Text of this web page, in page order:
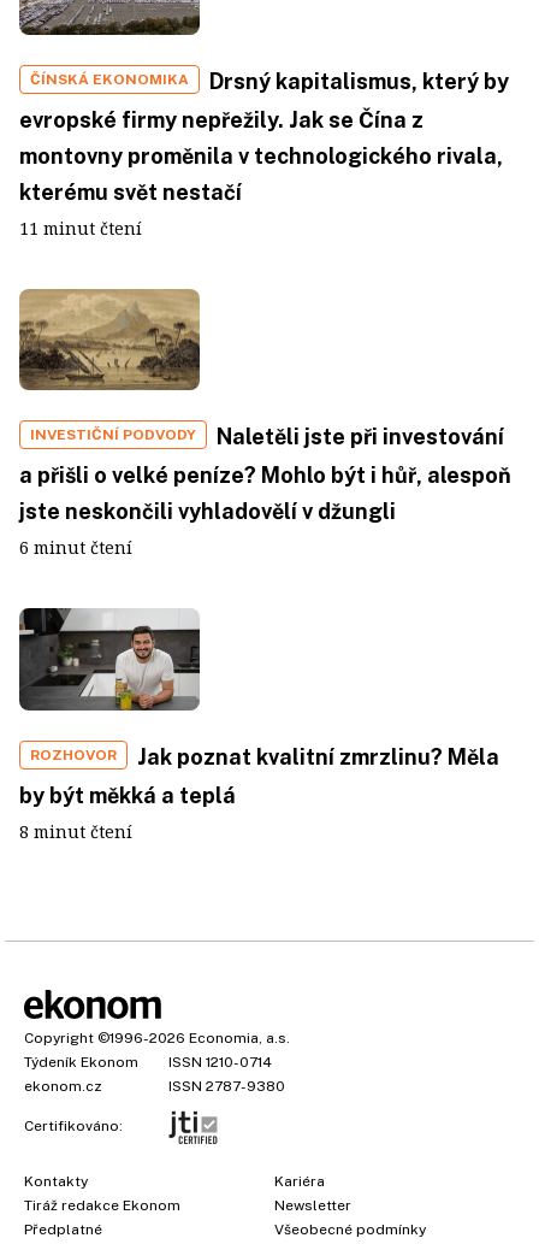
ČÍNSKÁ EKONOMIKA
Drsný kapitalismus, který by
evropské firmy nepřežily. Jak se Čína z
montovny proměnila v technologického rivala,
kterému svět nestačí
11 minut čtení
INVESTIČNÍ PODVODY
Naletěli jste při investování
a přišli o velké peníze? Mohlo být i hůř, alespoň
jste neskončili vyhladovělí v džungli
6 minut čtení
ROZHOVOR
Jak poznat kvalitní zmrzlinu? Měla
by být měkká a teplá
8 minut čtení
Copyright ©1996-2026 Economia, a.s.
Týdeník Ekonom
ISSN 1210-0714
ekonom.cz
ISSN 2787-9380
Certifikováno:
Kontakty
Tiráž redakce Ekonom
Předplatné
Kariéra
Newsletter
Všeobecné podmínky